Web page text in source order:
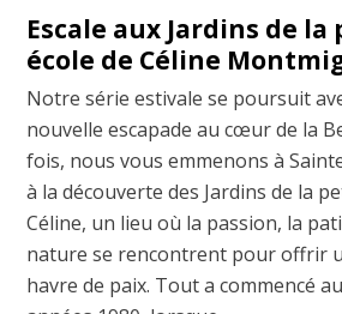
Escale aux Jardins de
école de Céline
Notre série estivale se poursuit
nouvelle escapade au cœur de la
fois, nous vous emmenons à
à la découverte des Jardins de la
Céline, un lieu où la passion, la
nature se rencontrent pour offrir
havre de paix. Tout a commencé